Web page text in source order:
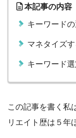
本記事の内容
キーワード
マネタイズ
キーワード
この記事を書く私
リエイト歴は５年